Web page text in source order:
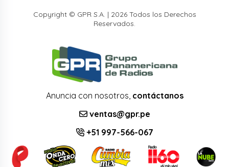
Copyright © GPR S.A. | 2026 Todos los Derechos
Reservados.
Anuncia con nosotros, contáctanos
ventas@gpr.pe
+51 997-566-067